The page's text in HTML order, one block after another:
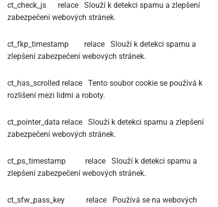
ct_check_js relace
Slouží k detekci spamu a zlepšení
zabezpečení webových stránek.
ct_fkp_timestamp relace
Slouží k detekci spamu a
zlepšení zabezpečení webových stránek.
ct_has_scrolled relace
Tento soubor cookie se používá k
rozlišení mezi lidmi a roboty.
ct_pointer_data relace
Slouží k detekci spamu a zlepšení
zabezpečení webových stránek.
ct_ps_timestamp relace
Slouží k detekci spamu a
zlepšení zabezpečení webových stránek.
ct_sfw_pass_key relace
Používá se na webových